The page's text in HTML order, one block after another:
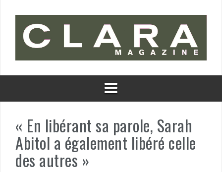
« En libérant sa parole, Sarah
Abitol a également libéré celle
des autres »